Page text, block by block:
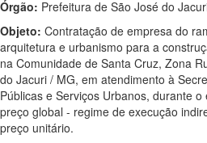
Órgão: Prefeitura de São José do
Objeto: Contratação de empresa do
arquitetura e urbanismo para a
na Comunidade de Santa Cruz, Zona
do Jacuri / MG, em atendimento à
Públicas e Serviços Urbanos, durante
preço global - regime de execução
preço unitário.